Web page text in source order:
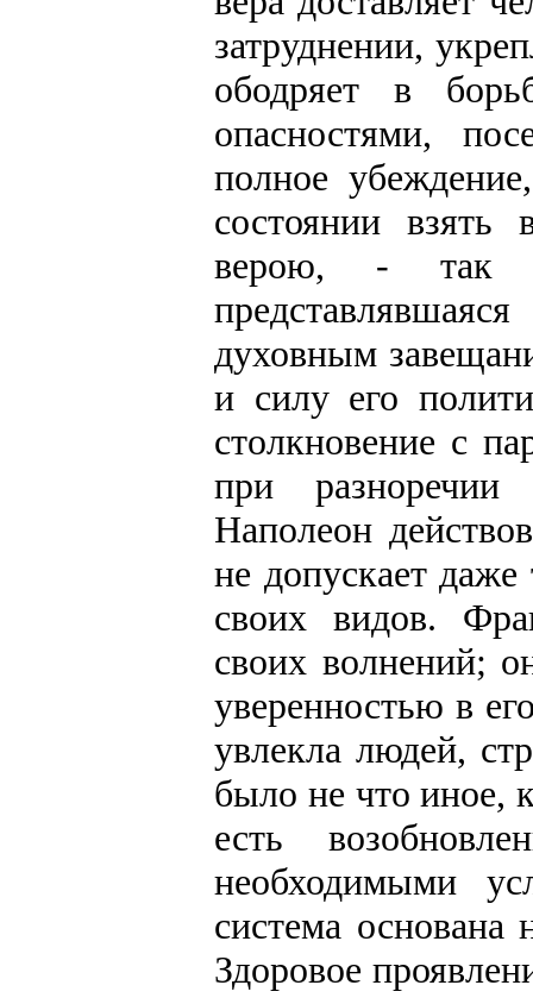
затруднении,
ободряет в
опасностями,
полное
состоянии
верою, - так и
духовным
и силу его
столкновение с
при разноречии
Наполеон
не допускает
своих видов.
своих волнений;
уверенностью в
увлекла людей,
было не что иное,
есть
необходимыми
система
Здоровое